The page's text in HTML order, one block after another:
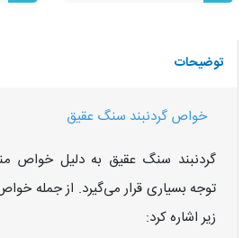
توضیحات
خواص گردنبند سنگ عقیق
گردنبند سنگ عقیق به دلیل خواص
توجه بسیاری قرار می‌گیرد. از جمله
زیر اشاره کرد: